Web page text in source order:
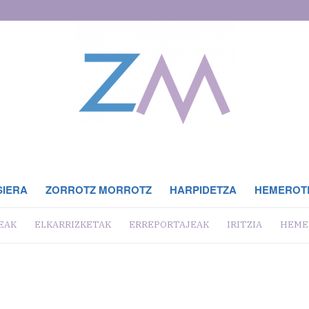
ZORROTZ MORROTZ HARPIDETZA
ELKARRIZKETAK ERREPORTAJEAK IRITZIA